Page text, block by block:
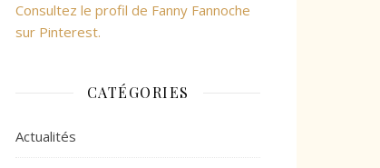
Consultez le profil de Fanny Fannoche
sur Pinterest.
CATÉGORIES
Actualités